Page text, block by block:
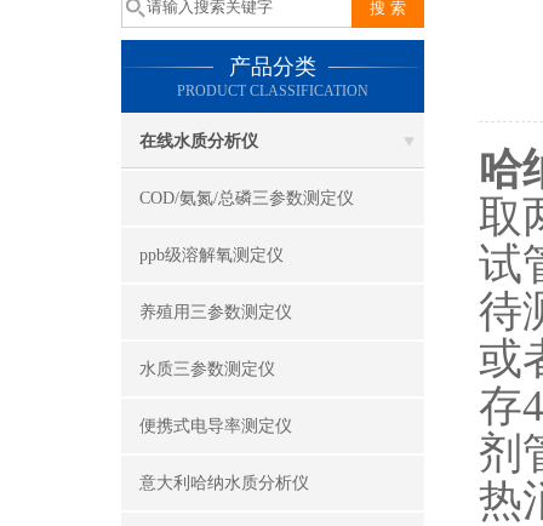
产品分类
PRODUCT CLASSIFICATION
在线水质分析仪
COD/氨氮/总磷三参数测定仪
ppb级溶解氧测定仪
养殖用三参数测定仪
水质三参数测定仪
便携式电导率测定仪
意大利哈纳水质分析仪
哈
取
试
待
或
存
剂
热